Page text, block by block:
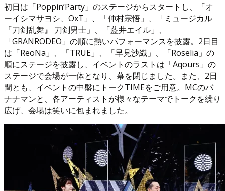
初日は「Poppin’Party」のステージからスタートし、「オ
ーイシマサヨシ、OxT」、「仲村宗悟」、「ミュージカル
『刀剣乱舞』 刀剣男士」、「藍井エイル」、
「GRANRODEO」の順に熱いパフォーマンスを披露。2日目
は「ReoNa」、「TRUE」、「早見沙織」、「Roselia」の
順にステージを披露し、イベントのラストは「Aqours」の
ステージで会場が一体となり、幕を閉じました。また、2日
間とも、イベントの中盤にトークTIMEをご用意。MCのバ
ナナマンと、各アーティストが様々なテーマでトークを繰り
広げ、会場は笑いに包まれました。